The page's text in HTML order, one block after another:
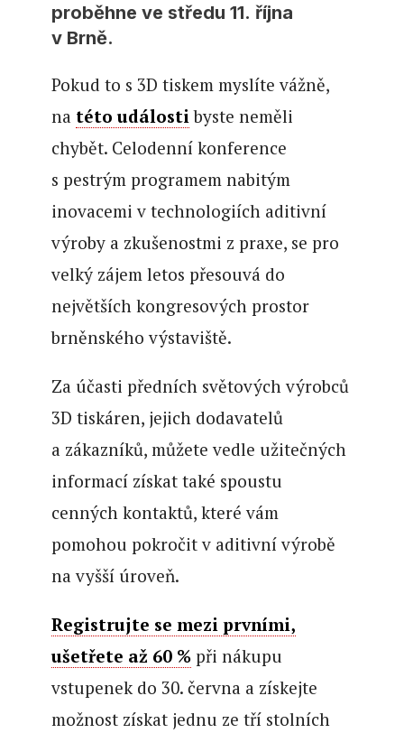
proběhne ve středu 11. října
v Brně.
Pokud to s 3D tiskem myslíte vážně,
na této události byste neměli
chybět. Celodenní konference
s pestrým programem nabitým
inovacemi v technologiích aditivní
výroby a zkušenostmi z praxe, se pro
velký zájem letos přesouvá do
největších kongresových prostor
brněnského výstaviště.
Za účasti předních světových výrobců
3D tiskáren, jejich dodavatelů
a zákazníků, můžete vedle užitečných
informací získat také spoustu
cenných kontaktů, které vám
pomohou pokročit v aditivní výrobě
na vyšší úroveň.
Registrujte se mezi prvními,
ušetřete až 60 %při nákupu
vstupenek do 30. června a získejte
možnost získat jednu ze tří stolních